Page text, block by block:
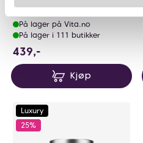
Kräuter Balsam Day
På lager på Vita.no
På lager i 111 butikker
439,-
Kjøp
Luxury
25%